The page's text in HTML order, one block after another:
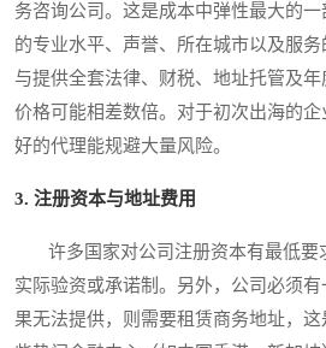
务咨询公司。这是成本中弹性最大的
的专业水平、声誉、所在城市以及服
与提供全套法律、财税、地址托管及年
价格可能相差数倍。对于初次出海的企
好的代理能规避大量风险。
3. 注册资本与地址费用
许多国家对公司注册资本有最低要
实际验资或承诺制。另外，公司必须
果无法提供，则需要租赁商务地址，